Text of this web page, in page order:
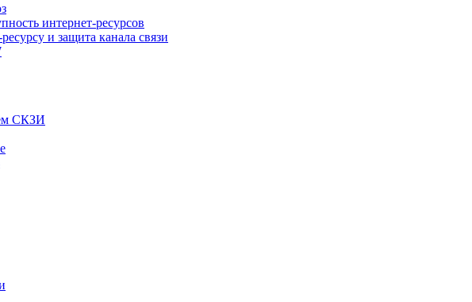
интернет-ресурсов
и защита канала связи
СКЗИ